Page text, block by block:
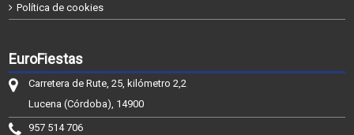
Política de cookies
EuroFiestas
Carretera de Rute, 25, kilómetro 2,2
Lucena (Córdoba), 14900
957 514 706